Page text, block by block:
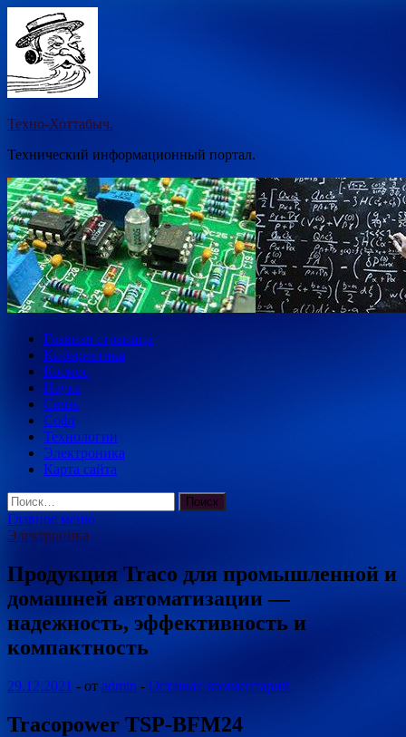
Перейти
содержимому
Техно-Хоттабыч.
Технический информационный портал.
Главная страница
Кибернетика
Космос
Наука
Связь
Софт
Технологии
Электроника
Карта сайта
Найти:
Главное меню
Электроника
Продукция Traco для промышленной и
домашней автоматизации —
надежность, эффективность и
компактность
29.12.2021 - от admin - Оставьте комментарий
Tracopower TSP-BFM24